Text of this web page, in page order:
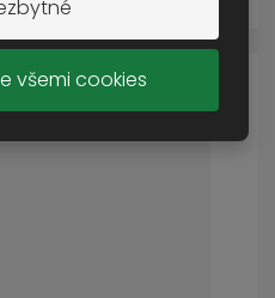
všemi cookies